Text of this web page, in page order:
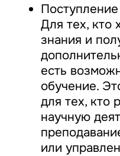
Поступление
Для тех, кто
знания и
есть
обучение.
для тех, кто
научную
или